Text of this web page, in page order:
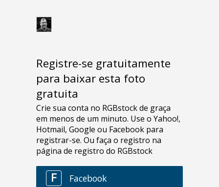
Registre-se gratuitamente
para baixar esta foto
gratuita